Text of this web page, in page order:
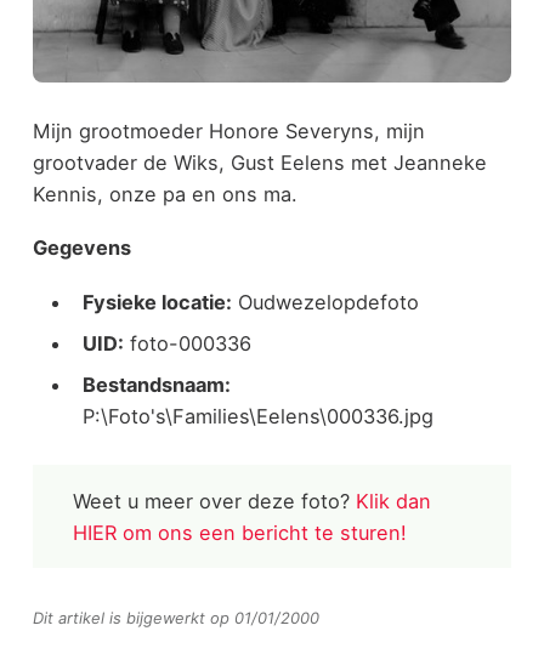
Mijn grootmoeder Honore Severyns, mijn
grootvader de Wiks, Gust Eelens met Jeanneke
Kennis, onze pa en ons ma.
Gegevens
Fysieke locatie: Oudwezelopdefoto
UID: foto-000336
Bestandsnaam:
P:\Foto's\Families\Eelens\000336.jpg
Weet u meer over deze foto? Klik dan
HIER om ons een bericht te sturen!
Dit artikel is bijgewerkt op 01/01/2000